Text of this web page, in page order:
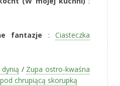
fantazje : Ciasteczka
/ Zupa ostro-kwaśna
chrupiącą skorupką